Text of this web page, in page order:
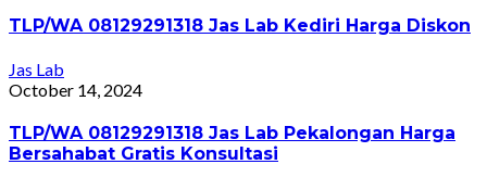
TLP/WA 08129291318 Jas Lab Kediri Harga Diskon
Jas Lab
October 14, 2024
TLP/WA 08129291318 Jas Lab Pekalongan Harga
Bersahabat Gratis Konsultasi